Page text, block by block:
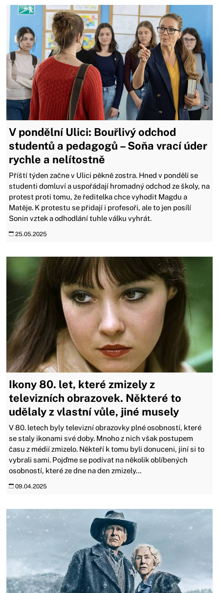
V pondělní Ulici: Bouřlivý odchod
studentů a pedagogů – Soňa vrací úder
rychle a nelítostně
Příští týden začne v Ulici pěkně zostra. Hned v pondělí se
studenti domluví a uspořádají hromadný odchod ze školy, na
protest proti tomu, že ředitelka chce vyhodit Magdu a
Matěje. K protestu se přidají i profesoři, ale to jen posílí
Sonin vztek a odhodlání tuhle válku vyhrát.
25.05.2025
Ikony 80. let, které zmizely z
televizních obrazovek. Některé to
udělaly z vlastní vůle, jiné musely
V 80. letech byly televizní obrazovky plné osobností, které
se staly ikonami své doby. Mnoho z nich však postupem
času z médií zmizelo. Někteří k tomu byli donuceni, jiní si to
vybrali sami. Pojďme se podívat na několik oblíbených
osobností, které ze dne na den zmizely...
09.04.2025